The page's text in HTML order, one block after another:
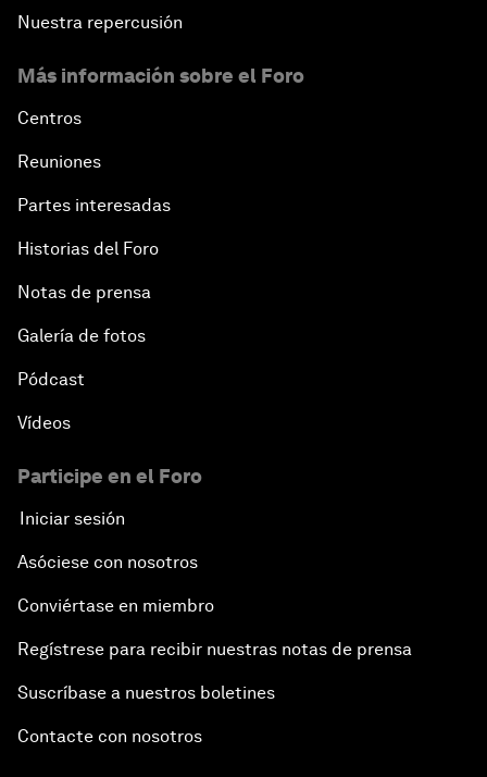
Nuestra repercusión
Más información sobre el Foro
Centros
Reuniones
Partes interesadas
Historias del Foro
Notas de prensa
Galería de fotos
Pódcast
Vídeos
Participe en el Foro
Iniciar sesión
Asóciese con nosotros
Conviértase en miembro
Regístrese para recibir nuestras notas de prensa
Suscríbase a nuestros boletines
Contacte con nosotros